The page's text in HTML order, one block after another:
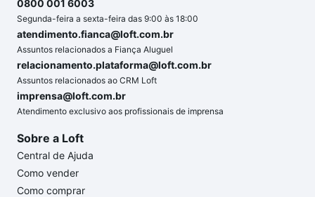
0800 001 6003
Segunda-feira a sexta-feira das 9:00 às 18:00
atendimento.fianca@loft.com.br
Assuntos relacionados a Fiança Aluguel
relacionamento.plataforma@loft.com.br
Assuntos relacionados ao CRM Loft
imprensa@loft.com.br
Atendimento exclusivo aos profissionais de imprensa
Sobre a Loft
Central de Ajuda
Como vender
Como comprar